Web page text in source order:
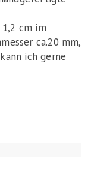
cm im
ca.20 mm,
ich gerne